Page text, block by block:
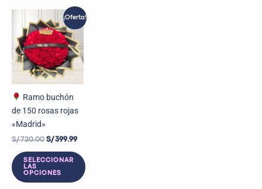
¡Oferta!
Ramo buchón
de 150 rosas rojas
«Madrid»
S/720.00
precio
original
era:
S/ 720.00.
S/399.99
precio
es:
S/ 399.99.
SELECCIONAR
LAS
OPCIONES